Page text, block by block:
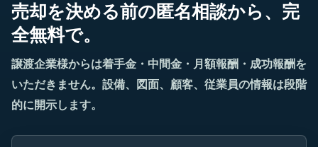
売却を決める前の匿名相談から、完
全無料で。
譲渡企業様からは着手金・中間金・月額報酬・成功報酬を
いただきません。設備、図面、顧客、従業員の情報は段階
的に開示します。